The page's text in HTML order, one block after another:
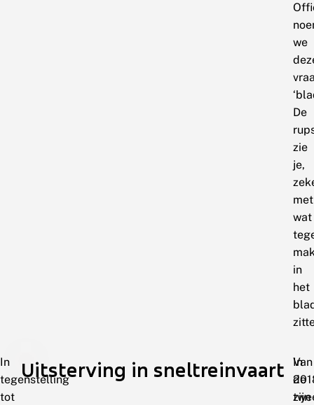
we
De
zie
je,
met
wat
in
het
In
tegenstelling
tot
Uitsterving in sneltreinvaart
In
zijn
Van
de